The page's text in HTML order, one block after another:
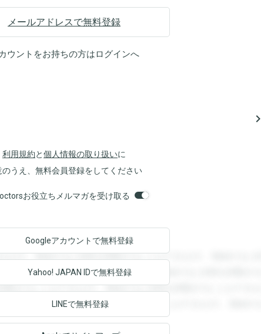
メールアドレスで無料登録
ウントをお持ちの方はログインへ
navigate_next
利用規約と個人情報の取り扱いに
のうえ、無料会員登録をしてください
お役立ちメルマガを受け取る
ます。登録すると回答を閲覧することができます。登録すると回
ると回答を閲覧することができます。登録すると回答を閲覧する
覧することができます。登録すると回答を閲覧することができま
できます。登録すると回答を閲覧することができます。登録する
Googleアカウントで無料登録
Yahoo! JAPAN IDで無料登録
LINEで無料登録